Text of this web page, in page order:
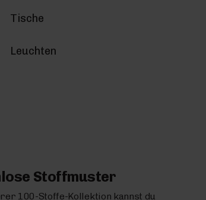
Tische
Leuchten
Stoffmuster
100-Stoffe-Kollektion kannst du